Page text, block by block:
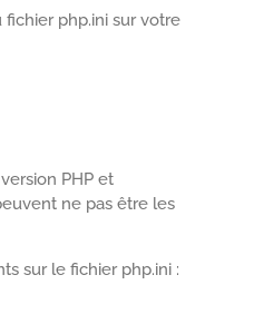
fichier php.ini sur votre
PHP et
ne pas être les
sur le fichier php.ini :